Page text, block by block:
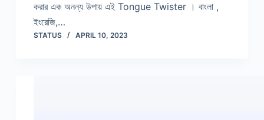
করার এক অনন্য উপায় এই Tongue Twister । বাংলা ,
ইংরেজি,…
STATUS APRIL 10, 2023